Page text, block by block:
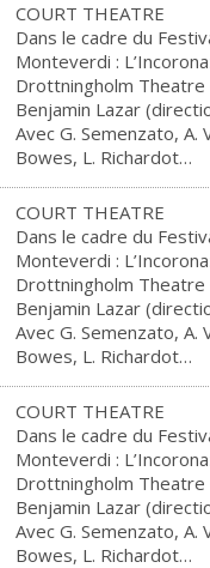
COURT THEATRE
Dans le cadre du
Monteverdi :
Drottningholm Theatre
Benjamin Lazar
Avec G. Semenzato, A.
Bowes, L. Richardot…
COURT THEATRE
Dans le cadre du
Monteverdi :
Drottningholm Theatre
Benjamin Lazar
Avec G. Semenzato, A.
Bowes, L. Richardot…
COURT THEATRE
Dans le cadre du
Monteverdi :
Drottningholm Theatre
Benjamin Lazar
Avec G. Semenzato, A.
Bowes, L. Richardot…